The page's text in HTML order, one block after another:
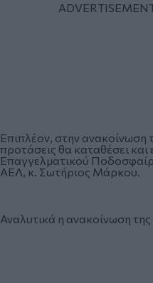
Επιπλέον, στην ανακοίνωση
προτάσεις θα καταθέσει
Επαγγελματικού
ΑΕΛ, κ. Σωτήριος Μάρκου.
Αναλυτικά η ανακοίνωση